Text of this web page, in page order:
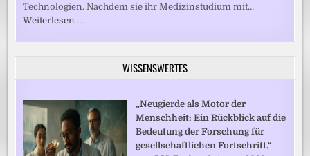
Technologien. Nachdem sie ihr Medizinstudium mit…
Weiterlesen …
WISSENSWERTES
„Neugierde als Motor der
Menschheit: Ein Rückblick auf die
Bedeutung der Forschung für
gesellschaftlichen Fortschritt.“